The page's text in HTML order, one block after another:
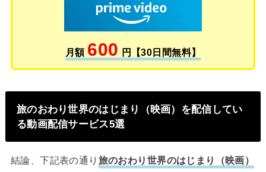
月額 600 円【30日間無料】
旅のおわり世界のはじまり（映画）を配信してい
る動画配信サービス5選
結論、下記表の通り 旅のおわり世界のはじまり（映画）